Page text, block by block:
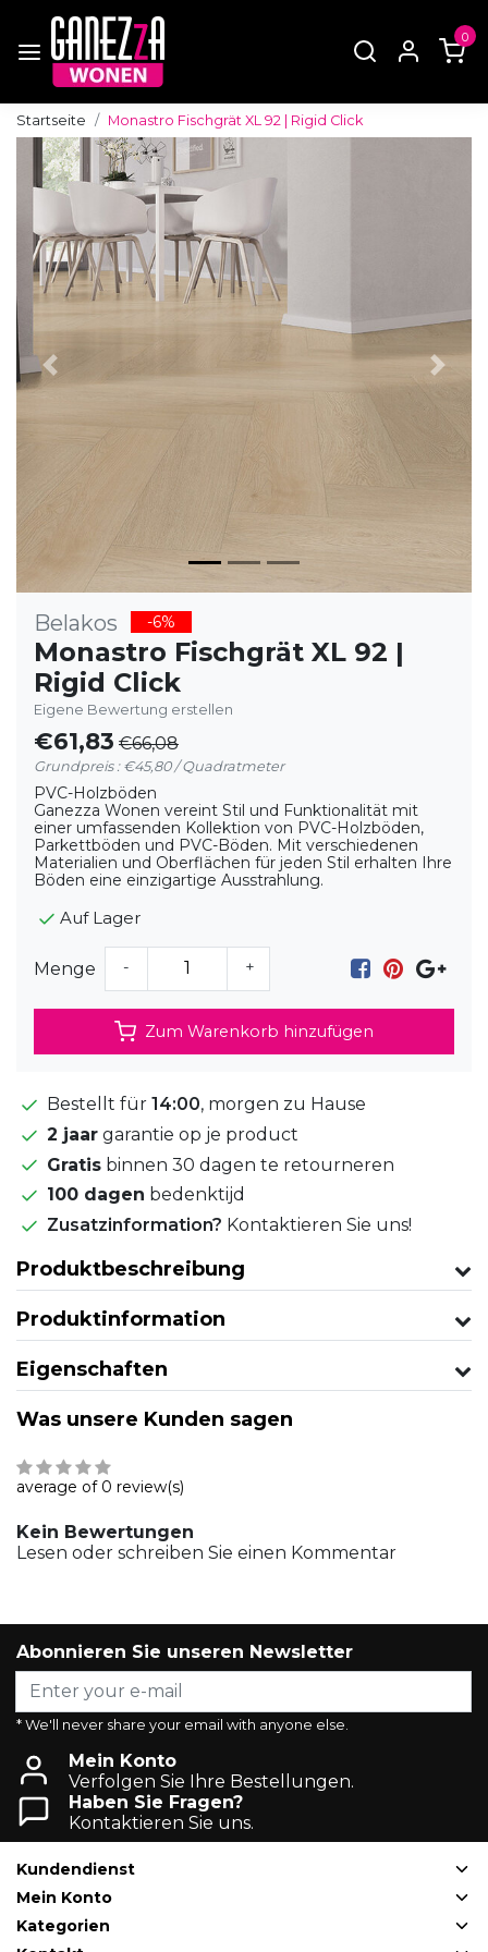
0
Startseite Monastro Fischgrät XL 92 | Rigid Click
Zurück
Belakos -6%
Monastro Fischgrät XL 92 |
Rigid Click
Eigene Bewertung erstellen
€61,83 €66,08
Grundpreis : €45,80 / Quadratmeter
PVC-Holzböden
Ganezza Wonen vereint Stil und Funktionalität mit
einer umfassenden Kollektion von PVC-Holzböden,
Parkettböden und PVC-Böden. Mit verschiedenen
Materialien und Oberflächen für jeden Stil erhalten Ihre
Böden eine einzigartige Ausstrahlung.
Auf Lager
Menge - +
Zum Warenkorb hinzufügen
Bestellt für 14:00, morgen zu Hause
2 jaar garantie op je product
Gratis binnen 30 dagen te retourneren
100 dagen bedenktijd
Zusatzinformation? Kontaktieren Sie uns!
Produktbeschreibung
Produktinformation
Eigenschaften
Was unsere Kunden sagen
average of 0 review(s)
Kein Bewertungen
Lesen oder schreiben Sie einen Kommentar
Abonnieren Sie unseren Newsletter
* We'll never share your email with anyone else.
Mein Konto
Verfolgen Sie Ihre Bestellungen.
Haben Sie Fragen?
Kontaktieren Sie uns.
Kundendienst
Mein Konto
Kategorien